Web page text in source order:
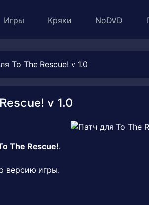
Игры Кряки NoDVD
To The Rescue! v 1.0
v 1.0
The Rescue!.
версию игры.